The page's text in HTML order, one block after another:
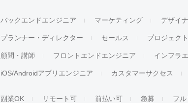
バックエンドエンジニア マーケティング デザイ
プランナー・ディレクター セールス プロジェク
顧問・講師 フロントエンドエンジニア インフラ
iOS/Androidアプリエンジニア カスタマーサクセス
副業OK リモート可 前払い可 急募 フ